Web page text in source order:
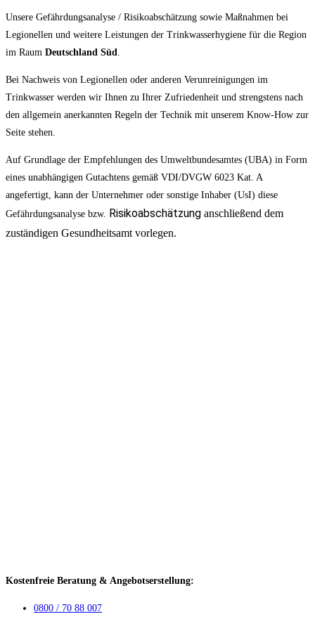
Unsere Gefährdungsanalyse / Risikoabschätzung sowie Maßnahmen bei
Legionellen und weitere Leistungen der Trinkwasserhygiene für die Region
im Raum Deutschland Süd
Bei Nachweis von Legionellen oder anderen Verunreinigungen im
Trinkwasser werden wir Ihnen zu Ihrer Zufriedenheit und strengstens nach
den allgemein anerkannten Regeln der Technik mit unserem Know-How zur
Seite stehen.
Auf Grundlage der Empfehlungen des Umweltbundesamtes (UBA) in Form
eines unabhängigen Gutachtens gemäß VDI/DVGW 6023 Kat. A
angefertigt, kann der Unternehmer oder sonstige Inhaber (UsI) diese
Gefährdungsanalyse bzw. Risikoabschätzung anschließend dem
zuständigen Gesundheitsamt vorlegen.
Kostenfreie Beratung & Angebotserstellung:
0800 / 70 88 007